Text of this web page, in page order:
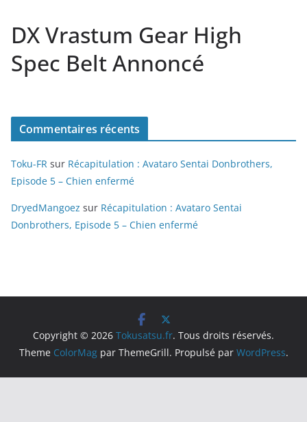
DX Vrastum Gear High
Spec Belt Annoncé
Commentaires récents
Toku-FR sur Récapitulation : Avataro Sentai Donbrothers,
Episode 5 – Chien enfermé
DryedMangoez sur Récapitulation : Avataro Sentai
Donbrothers, Episode 5 – Chien enfermé
Copyright © 2026 Tokusatsu.fr. Tous droits réservés.
Theme ColorMagpar ThemeGrill. Propulsé par WordPress.